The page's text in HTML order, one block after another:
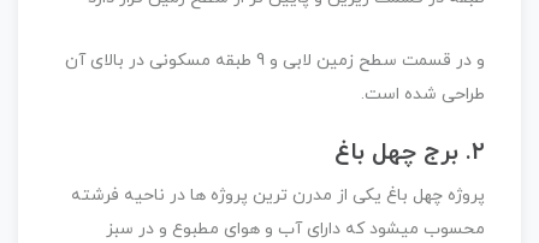
و در قسمت سطح زمین لابی و 9 طبقه مسکونی در بالای آن
طراحی شده است.
۲. برج چهل باغ
پروژه چهل باغ یکی از مدرن ترین پروژه ها در ناحیه فرشته
محسوب میشود که دارای آب و هوای مطبوع و در سبز